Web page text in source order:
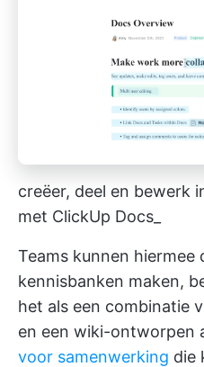
creëer, deel en bewerk
met ClickUp Docs_
Teams kunnen hiermee
kennisbanken maken,
het als een combinatie
en een wiki-ontworpen
voor samenwerking die